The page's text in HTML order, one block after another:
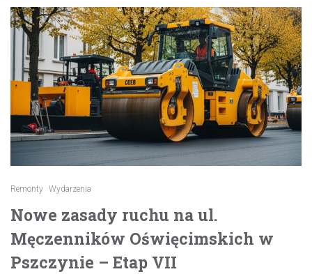
Remonty Wydarzenia
Nowe zasady ruchu na ul.
Męczenników Oświęcimskich w
Pszczynie – Etap VII